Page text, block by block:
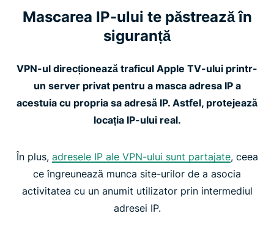
Mascarea IP-ului te păstrează în
siguranță
VPN-ul direcționează traficul Apple TV-ului printr-
un server privat pentru a masca adresa IP a
acestuia cu propria sa adresă IP. Astfel, protejează
locația IP-ului real.
În plus, adresele IP ale VPN-ului sunt partajate, ceea
ce îngreunează munca site-urilor de a asocia
activitatea cu un anumit utilizator prin intermediul
adresei IP.